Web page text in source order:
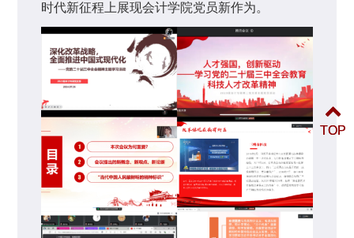
时代新征程上展现会计学院党员新作为。
TOP
TOP